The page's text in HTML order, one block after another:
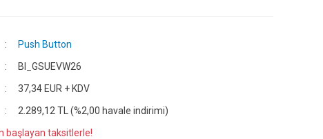
Push Button
Bl_GSUEVW26
37,34 EUR + KDV
2.289,12 TL (%2,00 havale indirimi)
başlayan taksitlerle!